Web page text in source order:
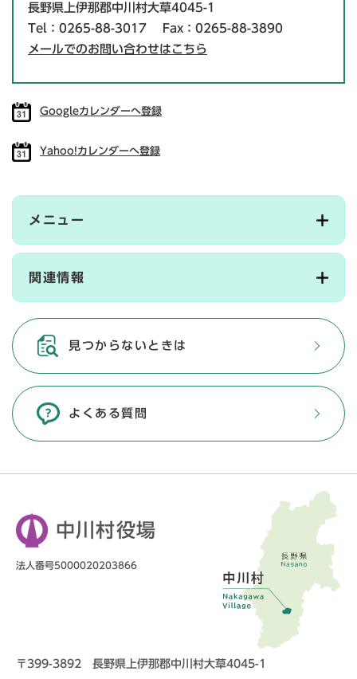
長野県上伊那郡中川村大草4045-1
Tel：0265-88-3017
Fax：0265-88-3890
メールでのお問い合わせはこちら
Googleカレンダーへ登録
Yahoo!カレンダーへ登録
メニュー
関連情報
見つからないときは
よくある質問
中川村役場
法人番号5000020203866
〒399-3892 長野県上伊那郡中川村大草4045-1